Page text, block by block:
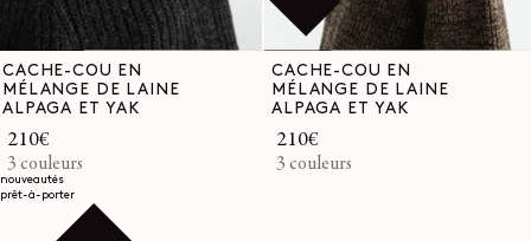
nouveautés
prêt-à-porter
CACHE-COU EN
MÉLANGE DE LAINE
ALPAGA ET YAK
Prix
habituel
210€
3 couleurs
CACHE-COU EN
MÉLANGE DE LAINE
ALPAGA ET YAK
Prix
habituel
210€
3 couleurs